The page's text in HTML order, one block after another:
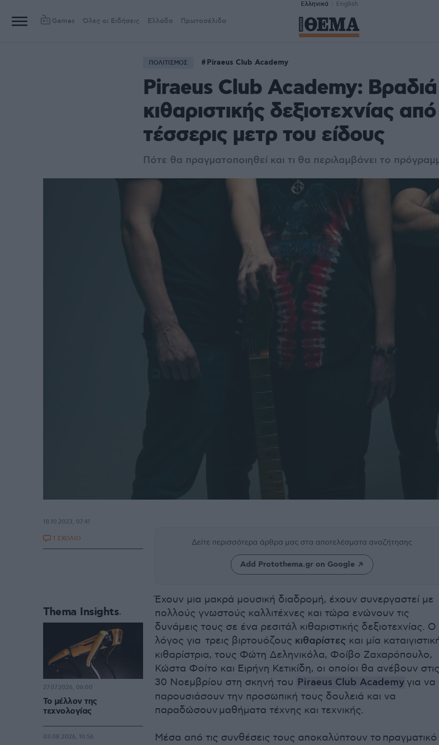
Ελληνικά English
Games Όλες οι Ειδήσεις Ελλάδα Πρωτοσέλιδα
ΠΟΛΙΤΙΣΜΟΣ Piraeus Club Academy
Piraeus Club Academy: Βραδιά
κιθαριστικής δεξιοτεχνίας από
τέσσερις μετρ του είδους
Πότε θα πραγματοποιηθεί και τι θα περιλαμβάνει το
Δείτε περισσότερα άρθρα μας στα αποτελέσματα αναζήτησης
Add Protothema.gr on Google
Έχουν μια μακρά μουσική διαδρομή, έχουν συνεργαστεί με
πολλούς γνωστούς καλλιτέχνες και τώρα ενώνουν τις
δυνάμεις τους σε ένα ρεσιτάλ κιθαριστικής δεξιοτεχνίας. Ο
λόγος για τρεις βιρτουόζους κιθαρίστες και μία
κιθαρίστρια, τους Φώτη Δεληνικόλα, Φοίβο Ζαχαρόπουλο,
Κώστα Φοίτο και Ειρήνη Κετικίδη, οι οποίοι θα ανέβουν στις
30 Νοεμβρίου στη σκηνή του Piraeus Club Academy για να
παρουσιάσουν την προσωπική τους δουλειά και να
παραδώσουν μαθήματα τέχνης και τεχνικής.
Μέσα από τις συνθέσεις τους αποκαλύπτουν το πραγματικό
18.10.2023, 07:41
1 ΣΧΟΛΙΟ
Thema Insights
Το μέλλον της
τεχνολογίας
27.07.2026, 06:00
03.08.2026, 10:56